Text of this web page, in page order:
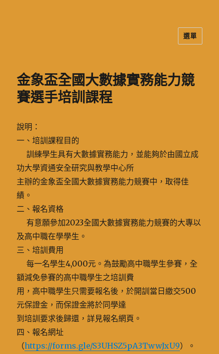
選單
金象盃全國大數據實務能力競
賽選手培訓課程
說明：
一、培訓課程目的
訓練學生具有大數據實務能力，並能夠於由國立成
功大學資通安全研究與教學中心所
主辦的金象盃全國大數據實務能力競賽中，取得佳
績。
二、報名資格
有意願參加2023全國大數據實務能力競賽的大專以
及高中職在學學生。
三、培訓費用
每一名學生4,000元。為鼓勵高中職學生參賽，全
額減免參賽的高中職學生之培訓費
用，高中職學生只需要報名後，於開訓當日繳交500
元保證金，而保證金將於同學達
到培訓要求後歸還，詳見報名網頁。
四、報名網址
（https://forms.gle/S3UHSZ5pA3TwwJxU9）。